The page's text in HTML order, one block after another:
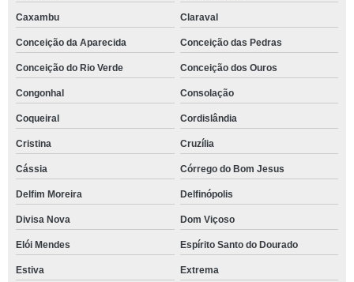
Caxambu Claraval
Conceição da Aparecida Conceição das Pedras
Conceição do Rio Verde Conceição dos Ouros
Congonhal Consolação
Coqueiral Cordislândia
Cristina Cruzília
Cássia Córrego do Bom Jesus
Delfim Moreira Delfinópolis
Divisa Nova Dom Viçoso
Elói Mendes Espírito Santo do Dourado
Estiva Extrema